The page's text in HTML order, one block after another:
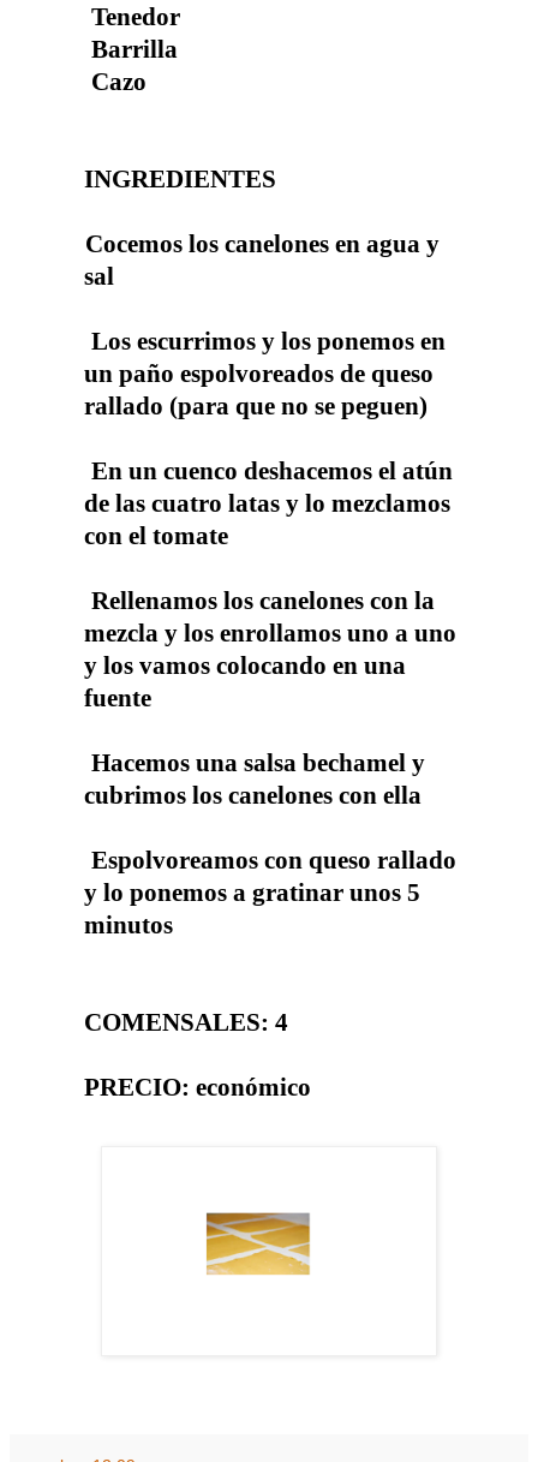
Tenedor
Barrilla
Cazo
INGREDIENTES
Cocemos los canelones en agua y
sal
Los escurrimos y los ponemos en
un paño espolvoreados de queso
rallado (para que no se peguen)
En un cuenco deshacemos el atún
de las cuatro latas y lo mezclamos
con el tomate
Rellenamos los canelones con la
mezcla y los enrollamos uno a uno
y los vamos colocando en una
fuente
Hacemos una salsa bechamel y
cubrimos los canelones con ella
Espolvoreamos con queso rallado
y lo ponemos a gratinar unos 5
minutos
COMENSALES: 4
PRECIO: económico